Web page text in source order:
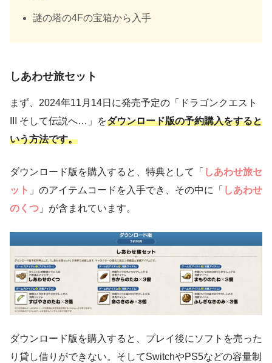
謎の塔の4Fの宝箱から入手
しあわせ旅セット
まず、2024年11月14日に発売予定の「ドラゴンクエスト
III そして伝説へ…」をダウンロード版の予約購入をすると
いう方法です。
ダウンロード版を購入すると、特典として「
しあわせ旅セ
ット 」のアイテムコードを入手でき、その中に「
しあわせ
のくつ 」が含まれています。
ダウンロード版を購入すると、プレイ後にソフトを売った
り貸し借りができない。そしてSwitchやPS5などの容量制